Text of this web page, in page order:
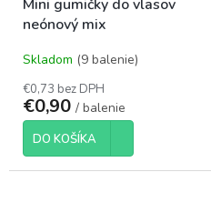
Mini gumičky do vlasov
neónový mix
Skladom (9 balenie)
€0,73 bez DPH
€0,90 / balenie
DO KOŠÍKA